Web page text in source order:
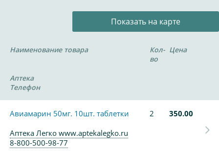
Показать на карте
Наименование товара
Кол-
во
Цена
Аптека
Телефон
Авиамарин 50мг. 10шт. таблетки 2
350.00
Аптека Легко www.aptekalegko.ru
8-800-500-98-77